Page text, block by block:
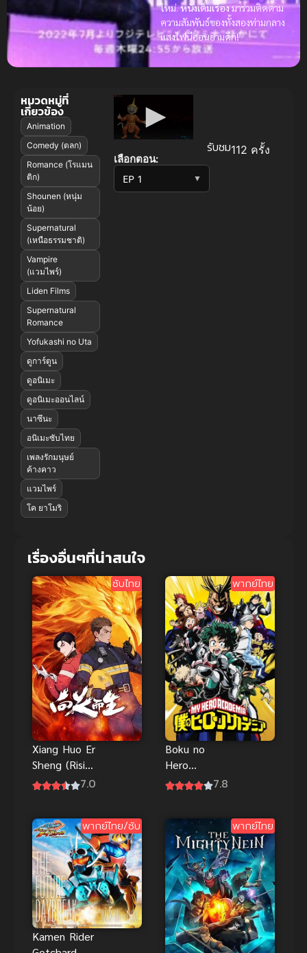
ใหม่.หนังเต็มเรื่องมาร่วมติดตาม
ความสัมพันธ์ของทั้งสองท่ามกลาง
แสงไฟนีออนยามดึก!
เลือกตอน:
▼
รับชม112 ครั้ง
หมวดหมู่ที่
เกี่ยวข้อง
Animation
Comedy (ตลก)
Romance (โรแมน
ติก)
Shounen (หนุ่ม
น้อย)
Supernatural
(เหนือธรรมชาติ)
Vampire
(แวมไพร์)
Liden Films
Supernatural
Romance
Yofukashi no Uta
ดูการ์ตูน
ดูอนิเมะ
ดูอนิเมะออนไลน์
นาซึนะ
อนิเมะซับไทย
เพลงรักมนุษย์
ค้างคาว
แวมไพร์
โค ยาโมริ
เรื่องอื่นๆที่น่าสนใจ
ซับไทย
Xiang Huo Er
Sheng (Rising
in the Fire)7.0
พากย์ไทย
Boku no
Hero
Academia
ภาค 1
7.8
พากย์ไทย/ซับ
Kamen Rider
พากย์ไทย